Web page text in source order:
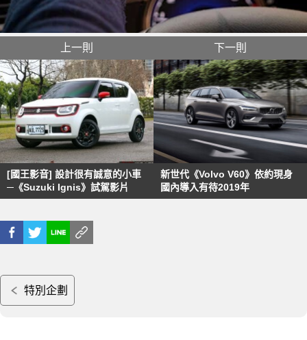
上一則
[國王影音] 設計很有誠意的小車
─《Suzuki Ignis》試駕影片
下一則
新世代《Volvo V60》依約現身
國內導入有待2019年
特別企劃